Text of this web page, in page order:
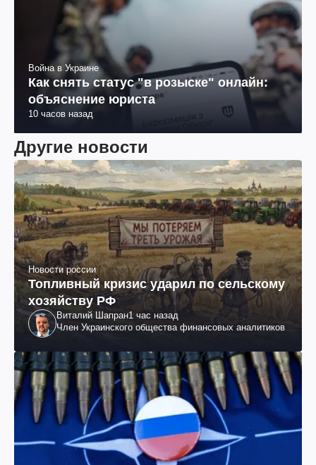
Война в Украине
Как снять статус "в розыске" онлайн:
объяснение юриста
10 часов назад
Другие новости
Новости россии
Топливный кризис ударил по сельскому
хозяйству РФ
Виталий Шапран1 час назад
Член Украинского общества финансовых аналитиков